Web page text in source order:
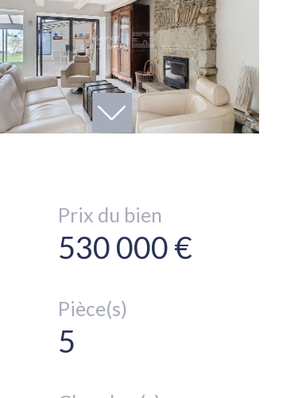
Prix du bien
530 000 €
Pièce(s)
5